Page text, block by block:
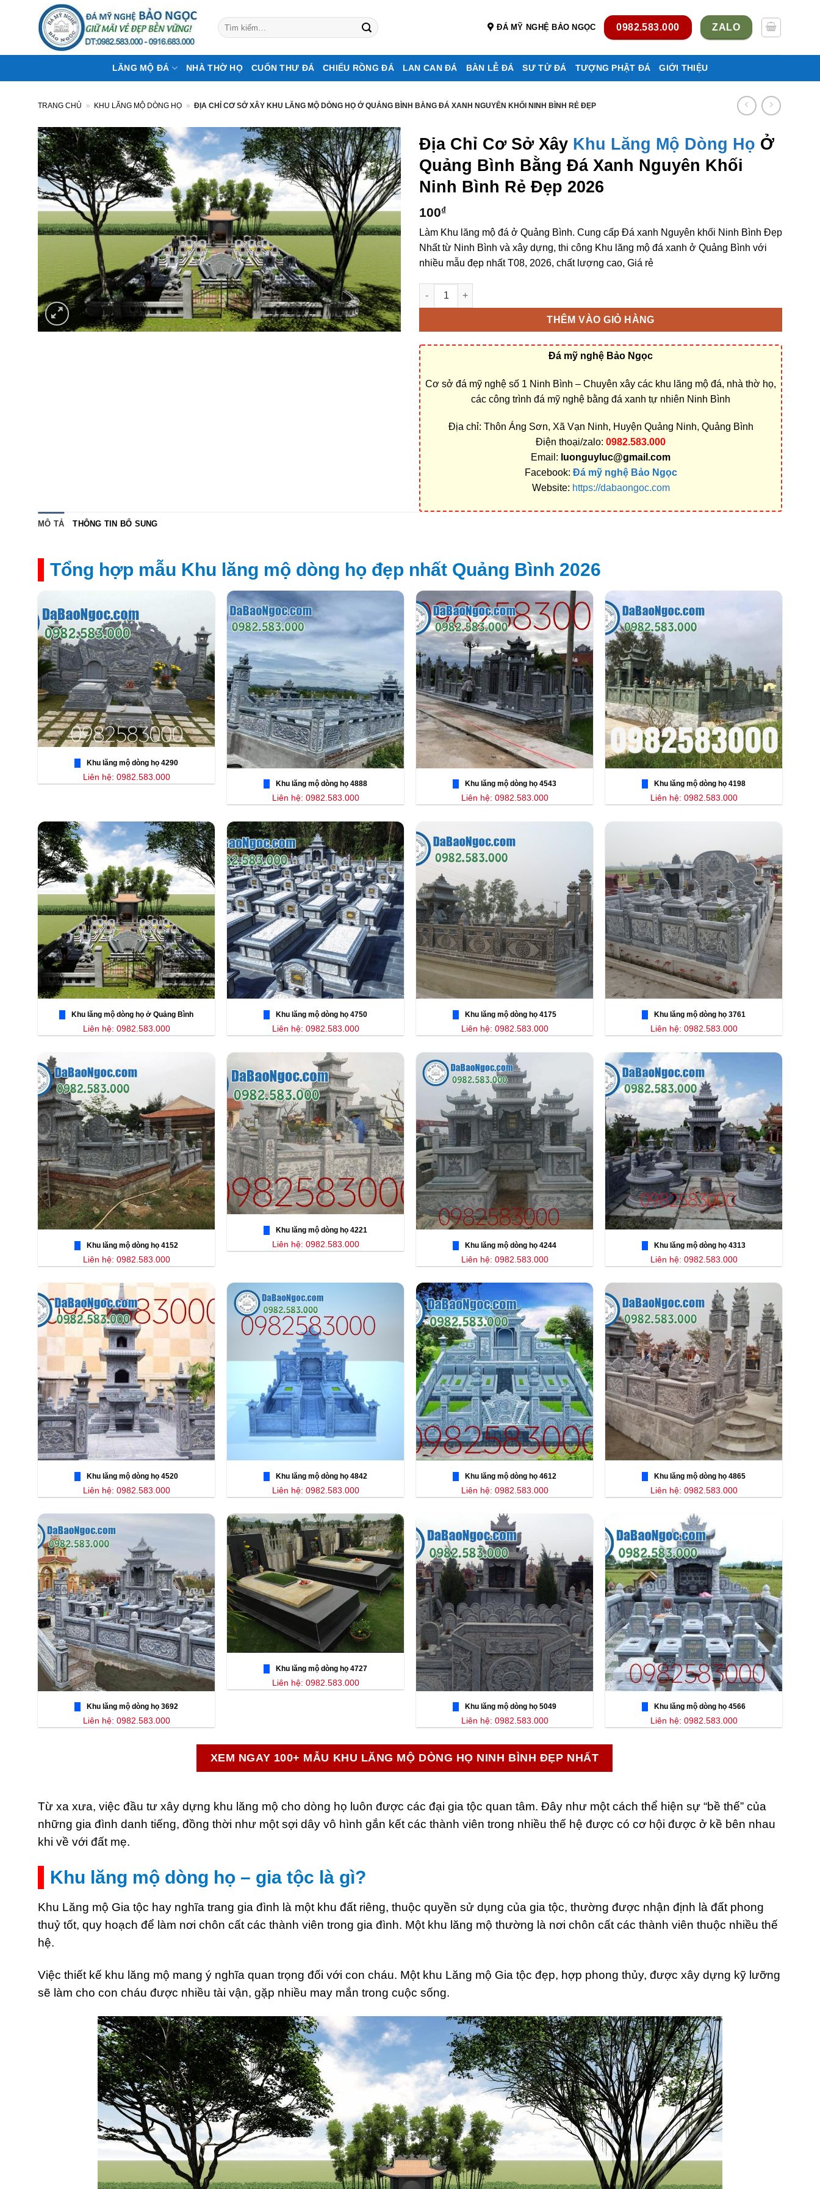
dung
Tìm
kiếm:
ĐÁ MỸ NGHỆ BẢO NGỌC 0982.583.000 ZALO
LĂNG MỘ ĐÁ NHÀ THỜ HỌ CUỐN THƯ ĐÁ CHIẾU RỒNG ĐÁ LAN CAN ĐÁ BÀN LỄ ĐÁ SƯ TỬ ĐÁ TƯỢNG PHẬT ĐÁ GIỚI THIỆU
TRANG CHỦ » KHU LĂNG MỘ DÒNG HỌ » ĐỊA CHỈ CƠ SỞ XÂY KHU LĂNG MỘ DÒNG HỌ Ở QUẢNG BÌNH BẰNG ĐÁ XANH NGUYÊN KHỐI NINH BÌNH RẺ ĐẸP
Địa Chỉ Cơ Sở Xây Khu Lăng Mộ Dòng Họ Ở
Quảng Bình Bằng Đá Xanh Nguyên Khối
Ninh Bình Rẻ Đẹp 2026
100₫
Làm Khu lăng mộ đá ở Quảng Bình. Cung cấp Đá xanh Nguyên khối Ninh Bình Đẹp
Nhất từ Ninh Bình và xây dựng, thi công Khu lăng mộ đá xanh ở Quảng Bình với
nhiều mẫu đẹp nhất T08, 2026, chất lượng cao, Giá rẻ
Địa chỉ cơ sở xây Khu lăng mộ dòng họ ở Quảng Bình bằng Đá xanh Nguyên khối Ninh Bình
THÊM VÀO GIỎ HÀNG
Đá mỹ nghệ Bảo Ngọc
Cơ sở đá mỹ nghệ số 1 Ninh Bình – Chuyên xây các khu lăng mộ đá, nhà thờ họ,
các công trình đá mỹ nghệ bằng đá xanh tự nhiên Ninh Bình
Địa chỉ: Thôn Áng Sơn, Xã Vạn Ninh, Huyện Quảng Ninh, Quảng Bình
Điện thoại/zalo: 0982.583.000
Email: luonguyluc@gmail.com
Facebook: Đá mỹ nghệ Bảo Ngọc
Website: https://dabaongoc.com
MÔ TẢ THÔNG TIN BỔ SUNG
Tổng hợp mẫu Khu lăng mộ dòng họ đẹp nhất Quảng Bình 2026
Khu lăng mộ dòng họ 4290
Liên hệ: 0982.583.000
Khu lăng mộ dòng họ 4888
Liên hệ: 0982.583.000
Khu lăng mộ dòng họ 4543
Liên hệ: 0982.583.000
Khu lăng mộ dòng họ 4198
Liên hệ: 0982.583.000
Khu lăng mộ dòng họ ở Quảng Bình
Liên hệ: 0982.583.000
Khu lăng mộ dòng họ 4750
Liên hệ: 0982.583.000
Khu lăng mộ dòng họ 4175
Liên hệ: 0982.583.000
Khu lăng mộ dòng họ 3761
Liên hệ: 0982.583.000
Khu lăng mộ dòng họ 4152
Liên hệ: 0982.583.000
Khu lăng mộ dòng họ 4221
Liên hệ: 0982.583.000 Khu lăng mộ dòng họ 4244
Liên hệ: 0982.583.000
Khu lăng mộ dòng họ 4313
Liên hệ: 0982.583.000
Khu lăng mộ dòng họ 4520
Liên hệ: 0982.583.000
Khu lăng mộ dòng họ 4842
Liên hệ: 0982.583.000
Khu lăng mộ dòng họ 4612
Liên hệ: 0982.583.000
Khu lăng mộ dòng họ 4865
Liên hệ: 0982.583.000
Khu lăng mộ dòng họ 3692
Liên hệ: 0982.583.000
Khu lăng mộ dòng họ 4727
Liên hệ: 0982.583.000
Khu lăng mộ dòng họ 5049
Liên hệ: 0982.583.000
Khu lăng mộ dòng họ 4566
Liên hệ: 0982.583.000
XEM NGAY 100+ MẪU KHU LĂNG MỘ DÒNG HỌ NINH BÌNH ĐẸP NHẤT
Từ xa xưa, việc đầu tư xây dựng khu lăng mộ cho dòng họ luôn được các đại gia tộc quan tâm. Đây như một cách thể hiện sự “bề thế” của
những gia đình danh tiếng, đồng thời như một sợi dây vô hình gắn kết các thành viên trong nhiều thế hệ được có cơ hội được ở kề bên nhau
khi về với đất mẹ.
Khu lăng mộ dòng họ – gia tộc là gì?
Khu Lăng mộ Gia tộc hay nghĩa trang gia đình là một khu đất riêng, thuộc quyền sử dụng của gia tộc, thường được nhận định là đất phong
thuỷ tốt, quy hoạch để làm nơi chôn cất các thành viên trong gia đình. Một khu lăng mộ thường là nơi chôn cất các thành viên thuộc nhiều thế
hệ.
Việc thiết kế khu lăng mộ mang ý nghĩa quan trọng đối với con cháu. Một khu Lăng mộ Gia tộc đẹp, hợp phong thủy, được xây dựng kỹ lưỡng
sẽ làm cho con cháu được nhiều tài vận, gặp nhiều may mắn trong cuộc sống.